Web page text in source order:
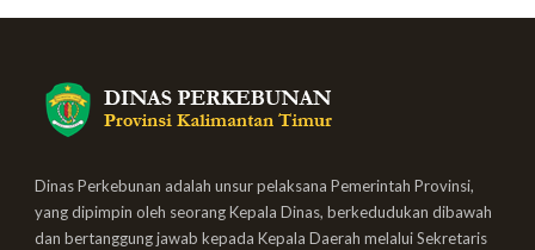
Dinas Perkebunan adalah unsur pelaksana Pemerintah Provinsi,
yang dipimpin oleh seorang Kepala Dinas, berkedudukan dibawah
dan bertanggung jawab kepada Kepala Daerah melalui Sekretaris